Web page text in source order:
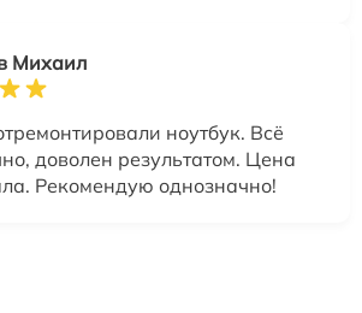
Михаил
ноутбук. Всё
доволен результатом. Цена
Рекомендую однозначно!